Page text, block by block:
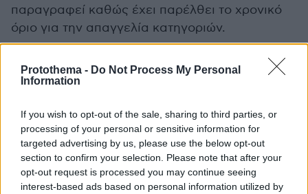
Protothema - Do Not Process My Personal
Information
If you wish to opt-out of the sale, sharing to third parties, or
processing of your personal or sensitive information for
targeted advertising by us, please use the below opt-out
section to confirm your selection. Please note that after your
opt-out request is processed you may continue seeing
interest-based ads based on personal information utilized by
παραγραφεί καθώς έχει παρέλθει το χρονικό
όριο για την απαγγελία κατηγοριών.
Πηγή: ΑΠΕ-ΜΠΕ
Γιατρός του «Αττικόν»: Διασωλήνωση χωρίς
ενδείξεις θα ήταν λάθος - Καλλιάνος: Θα γίνω ο
εφιάλτης τους